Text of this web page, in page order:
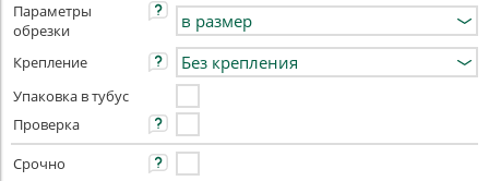
Параметры
обрезки
Крепление
Упаковка в тубус
Проверка
Срочно